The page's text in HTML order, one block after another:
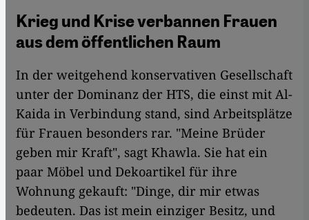
Krieg und Krise verbannen Frauen
aus dem öffentlichen Raum
In der weitgehend konservativen Gesellschaft
unter der Dominanz der HTS, die einst mit Al-
Kaida in Verbindung stand, sind Arbeitsplätze
für Frauen besonders rar. "Meine Brüder
geben mir Kraft", sagt Khawla. Sie hat ein
paar Möbel und Dekoartikel für ihre
Wohnung gekauft: "Dinge, dir mir etwas
bedeuten. Das ist mein einziger Besitz, und